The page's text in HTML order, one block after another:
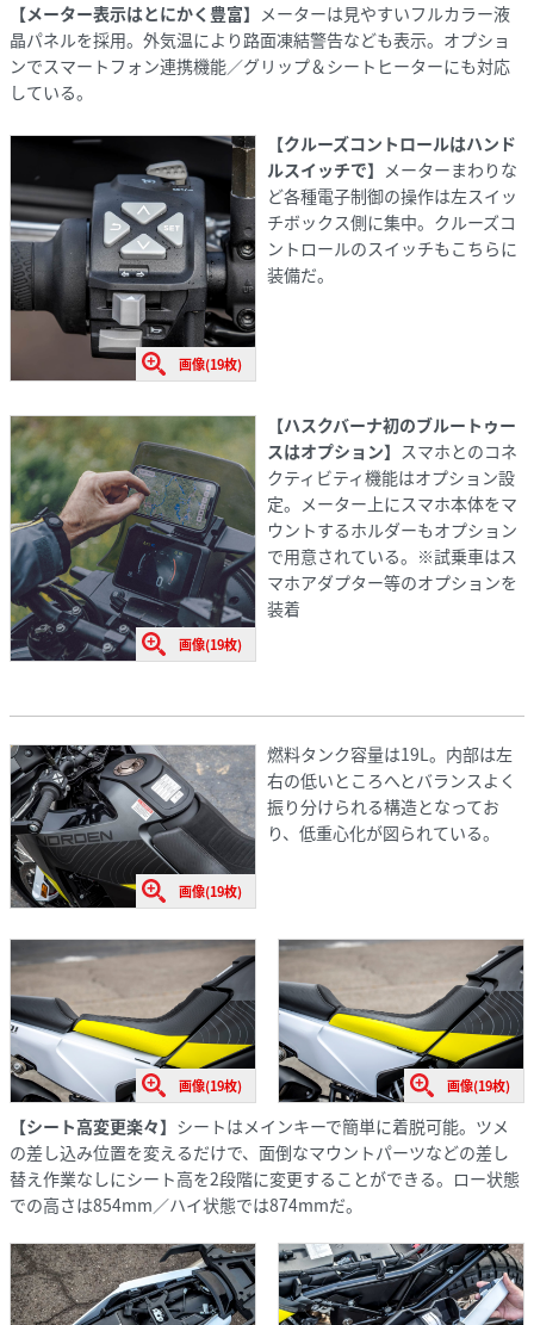
【メーター表示はとにかく豊富】 メーターは見やすいフルカラー液
晶パネルを採用。外気温により路面凍結警告なども表示。オプショ
ンでスマートフォン連携機能／グリップ＆シートヒーターにも対応
している。
画像(19枚)
【クルーズコントロールはハンド
ルスイッチで】 メーターまわりな
ど各種電子制御の操作は左スイッ
チボックス側に集中。クルーズコ
ントロールのスイッチもこちらに
装備だ。
画像(19枚)
【ハスクバーナ初のブルートゥー
スはオプション】 スマホとのコネ
クティビティ機能はオプション設
定。メーター上にスマホ本体をマ
ウントするホルダーもオプション
で用意されている。※試乗車はス
マホアダプター等のオプションを
装着
画像(19枚)
燃料タンク容量は19L。内部は左
右の低いところへとバランスよく
振り分けられる構造となってお
り、低重心化が図られている。
画像(19枚) 画像(19枚)
【シート高変更楽々】 シートはメインキーで簡単に着脱可能。ツメ
の差し込み位置を変えるだけで、面倒なマウントパーツなどの差し
替え作業なしにシート高を2段階に変更することができる。ロー状態
での高さは854mm／ハイ状態では874mmだ。